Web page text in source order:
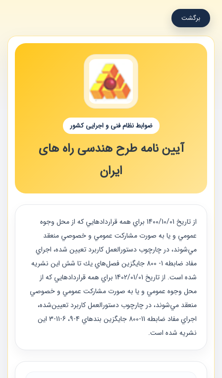
برگشت
ضوابط نظام فنی و اجرایی کشور
آیین نامه طرح هندسی راه های
ایران
از تاريخ 01‏‏/10‏‏/1400 براي همه قراردادهايي كه از محل وجوه
عمومي و يا به صورت مشاركت عمومي و خصوصي منعقد
مي‌شوند، در چارچوب دستورالعمل كاربرد تعيين شده، اجراي
مفاد ضابطه 1- 800 جايگزين فصل‌هاي يك تا شش اين نشريه
شده است. از تاريخ 01‏/01‏/1402 براي همه قراردادهايي كه از
محل وجوه عمومي و يا به صورت مشاركت عمومي و خصوصي
منعقد مي‌شوند، در چارچوب دستورالعمل كاربرد تعيين‌شده،
اجراي مفاد ضابطه 11-800 جايگزين بندهاي 4-9، 6-11-3 اين
نشريه شده است.